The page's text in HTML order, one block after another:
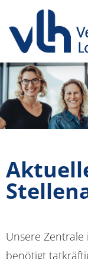
Unsere
benötigt